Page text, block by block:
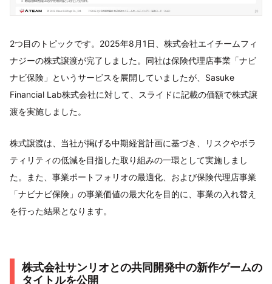
2つ目のトピックです。2025年8月1日、株式会社エイチームフィ
ナジーの株式譲渡が完了しました。同社は保険代理店事業「ナビ
ナビ保険」というサービスを展開していましたが、Sasuke
Financial Lab株式会社に対して、スライドに記載の価額で株式譲
渡を実施しました。
株式譲渡は、当社が掲げる中期経営計画に基づき、リスクやボラ
ティリティの低減を目指した取り組みの一環として実施しまし
た。また、事業ポートフォリオの最適化、および保険代理店事業
「ナビナビ保険」の事業価値の最大化を目的に、事業の入れ替え
を行った結果となります。
株式会社サンリオとの共同開発中の新作ゲームの
タイトルを公開